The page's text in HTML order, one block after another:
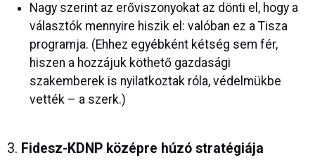
Nagy szerint az erőviszonyokat az dönti el, hogy a
választók mennyire hiszik el: valóban ez a Tisza
programja. (Ehhez egyébként kétség sem fér,
hiszen a hozzájuk köthető gazdasági
szakemberek is nyilatkoztak róla, védelmükbe
vették – a szerk.)
3. Fidesz-KDNP középre húzó stratégiája